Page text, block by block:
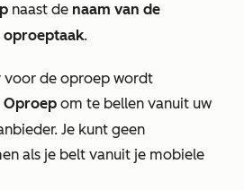
naast de naam van de
oproeptaak.
voor de oproep wordt
Oproep om te bellen vanuit uw
. Je kunt geen
als je belt vanuit je mobiele